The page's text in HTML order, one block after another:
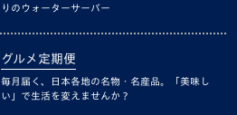
りのウォーターサーバー
グルメ定期便
毎月届く、日本各地の名物・名産品。「美味し
い」で生活を変えませんか？